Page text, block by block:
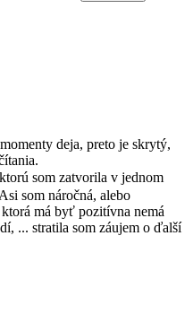
deja, preto je skrytý,
som zatvorila v jednom
som náročná, alebo
má byť pozitívna nemá
... stratila som záujem o ďalší